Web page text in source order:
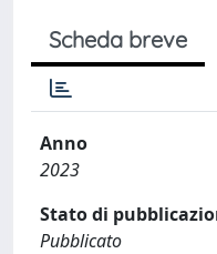
Scheda breve
Anno
2023
Stato di
Pubblicato